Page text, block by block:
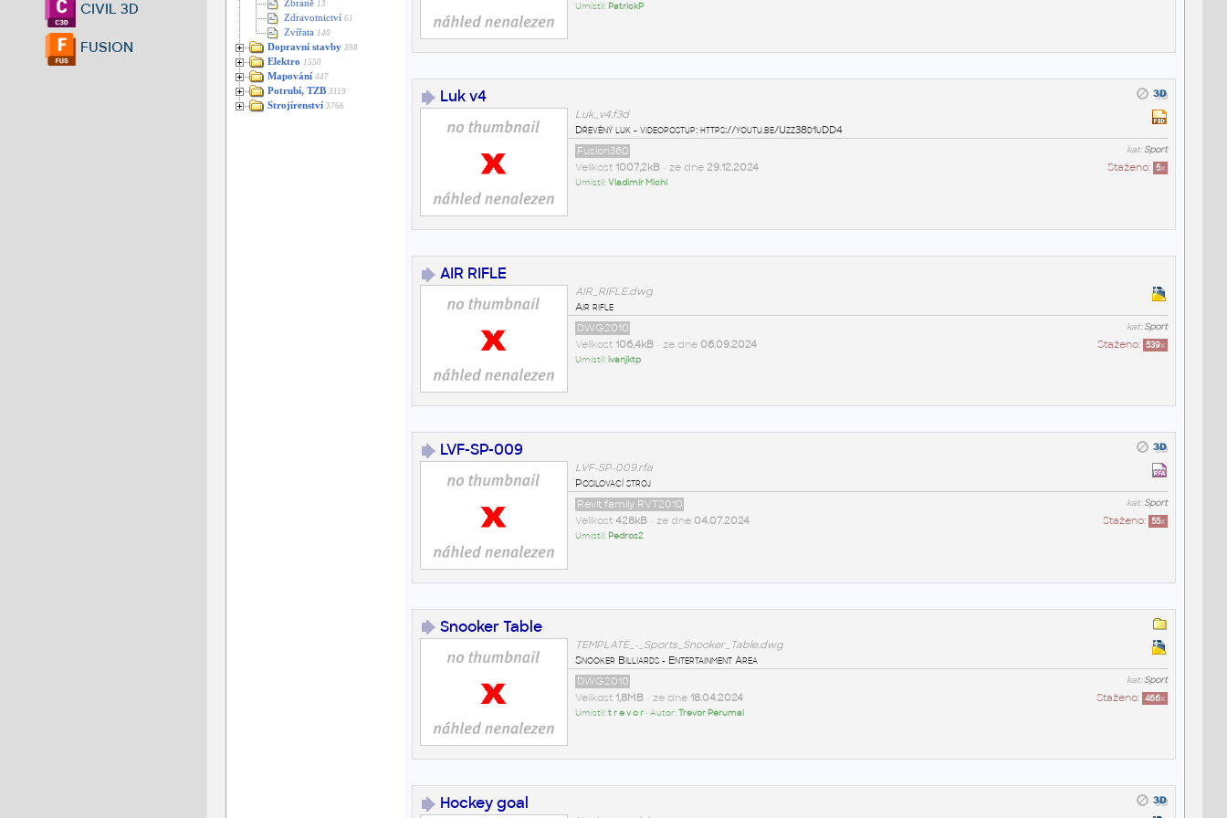
CIVIL 3D
FUSION
Zbraně 13
Zdravotnictví 61
Zvířata 140
Dopravní stavby 398
Elektro 1550
Mapování 447
Potrubí, TZB 3119
Strojírenství 3766
Umístil: PatrickP
Luk v4
Luk_v4.f3d
Dřevěný luk - videopostup: https://youtu.be/Uzz38d1uDD4
kat:Sport
Fusion360
Staženo: 5x
Velikost 1007,2kB• ze dne 29.12.2024
Umístil:Vladimír Michl
AIR RIFLE
AIR_RIFLE.dwg
Air rifle
kat:Sport
DWG2010
Staženo: 539x
Velikost 106,4kB• ze dne 06.09.2024
Umístil:ivanjktp
LVF-SP-009
LVF-SP-009.rfa
Posilovací stroj
kat:Sport
Revit family RVT2010
Staženo: 55x
Velikost 428kB• ze dne 04.07.2024
Umístil: Pedros2
Snooker Table
TEMPLATE_-_Sports_Snooker_Table.dwg
Snooker Billiards - Entertainment Area
kat:Sport
DWG2010
Staženo: 466x
Velikost 1,8MB• ze dne 18.04.2024
Umístil:t r e v o r• Autor:Trevor Perumal
Hockey goal